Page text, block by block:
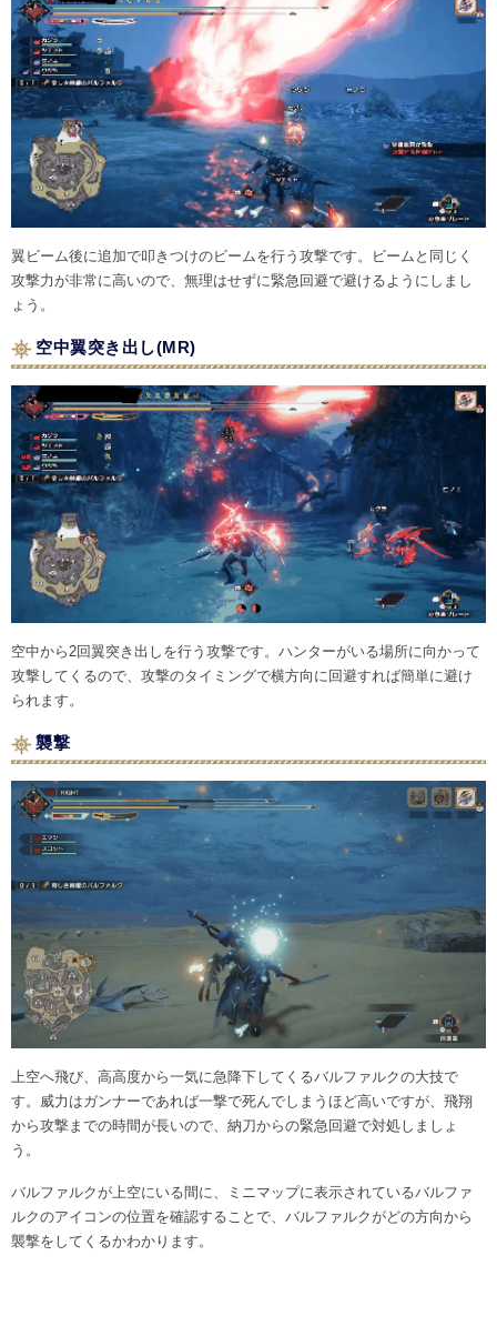
翼ビーム後に追加で叩きつけのビームを行う攻撃です。ビームと同じく
攻撃力が非常に高いので、無理はせずに緊急回避で避けるようにしまし
ょう。
空中翼突き出し(MR)
空中から2回翼突き出しを行う攻撃です。ハンターがいる場所に向かって
攻撃してくるので、攻撃のタイミングで横方向に回避すれば簡単に避け
られます。
襲撃
上空へ飛び、高高度から一気に急降下してくるバルファルクの大技で
す。威力はガンナーであれば一撃で死んでしまうほど高いですが、飛翔
から攻撃までの時間が長いので、納刀からの緊急回避で対処しましょ
う。
バルファルクが上空にいる間に、ミニマップに表示されているバルファ
ルクのアイコンの位置を確認することで、バルファルクがどの方向から
襲撃をしてくるかわかります。